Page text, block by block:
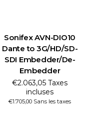
Sonifex AVN-DIO10
Dante to 3G/HD/SD-
SDI Embedder/De-
Embedder
€2.063,05 Taxes
incluses
€1.705,00 Sans les taxes